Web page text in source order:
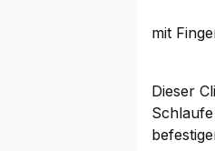
mit
Dieser